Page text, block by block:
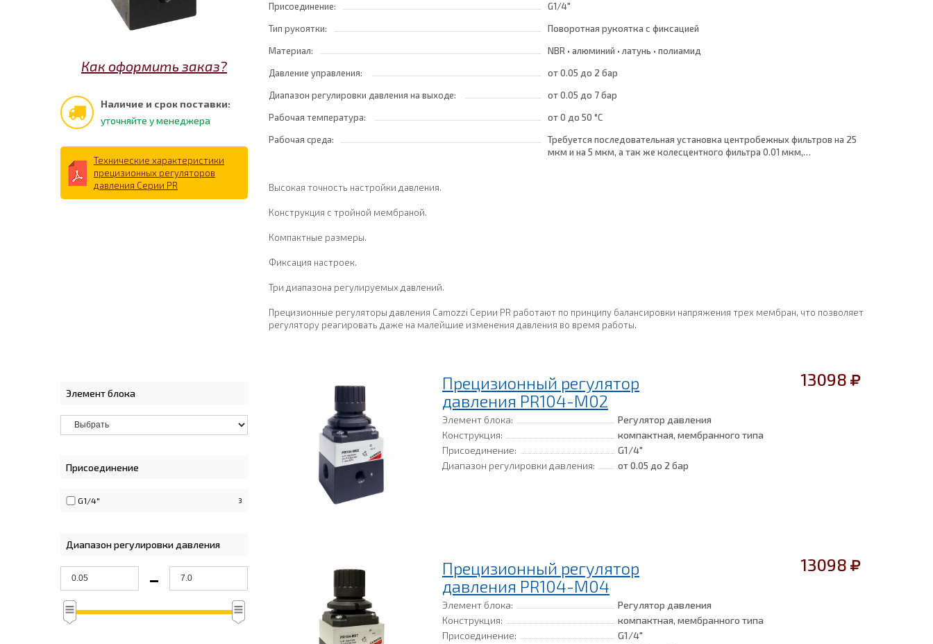
Как оформить заказ?
Наличие и срок поставки:
уточняйте у менеджера
Технические характеристики
прецизионных регуляторов
давления Серии PR
Присоединение:
G1/4"
Тип рукоятки:
Поворотная рукоятка с фиксацией
Материал:
NBR • алюминий • латунь • полиамид
Давление управления:
от 0.05 до 2 бар
Диапазон регулировки давления на выходе:
от 0.05 до 7 бар
Рабочая температура:
от 0 до 50 °C
Рабочая среда:
Требуется последовательная установка центробежных фильтров на 25
мкм и на 5 мкм, а так же колесцентного фильтра 0.01 мкм,
Высокая точность настройки давления.
Конструкция с тройной мембраной.
Компактные размеры.
Фиксация настроек.
Три диапазона регулируемых давлений.
Прецизионные регуляторы давления Camozzi Серии PR работают по принципу балансировки напряжения трех мембран, что позволяет
регулятору реагировать даже на малейшие изменения давления во время работы.
Элемент блока
Присоединение
G1/4" 3
Диапазон регулировки давления
-
Прецизионный регулятор
давления PR104-M02
13098
Элемент блока:
Регулятор давления
Конструкция:
компактная, мембранного типа
Присоединение:
G1/4"
Диапазон регулировки давления:
от 0.05 до 2 бар
Прецизионный регулятор
давления PR104-M04
13098
Элемент блока:
Регулятор давления
Конструкция:
компактная, мембранного типа
Присоединение:
G1/4"